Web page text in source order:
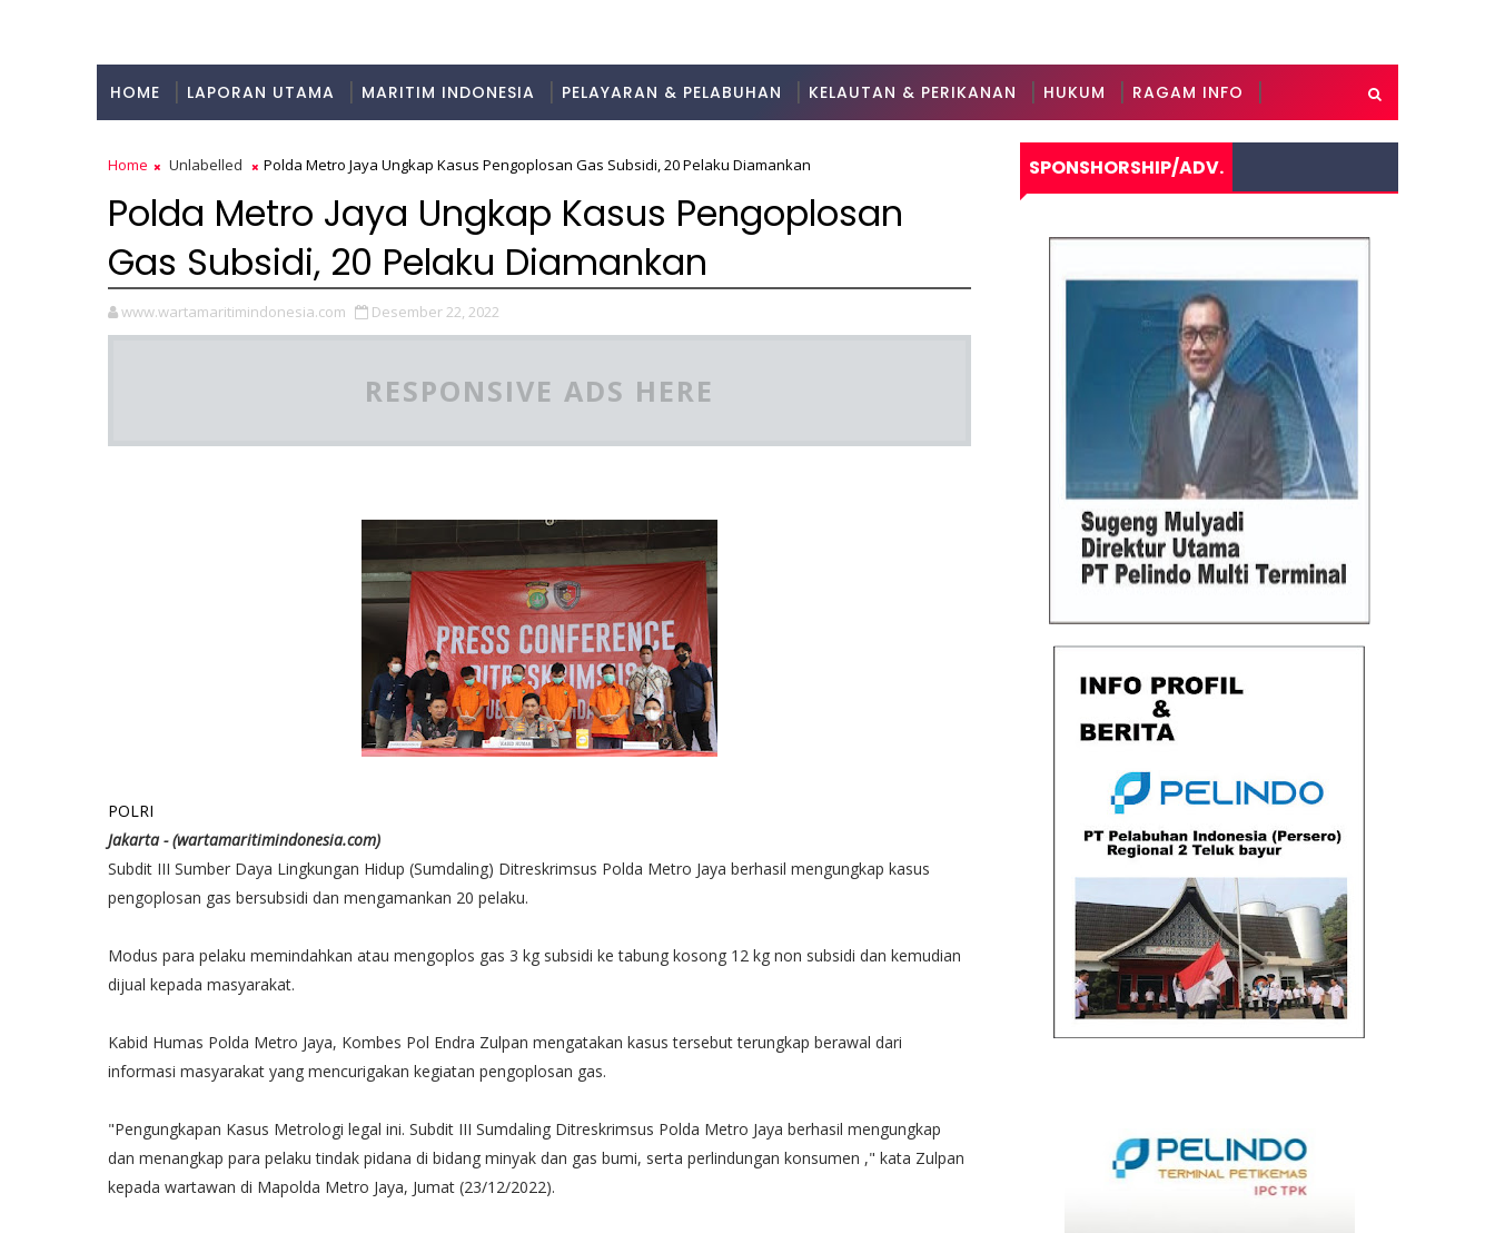
HOME LAPORAN UTAMA MARITIM INDONESIA PELAYARAN & PELABUHAN KELAUTAN & PERIKANAN HUKUM RAGAM INFO
Home Unlabelled Polda Metro Jaya Ungkap Kasus Pengoplosan Gas Subsidi, 20 Pelaku Diamankan
Polda Metro Jaya Ungkap Kasus Pengoplosan
Gas Subsidi, 20 Pelaku Diamankan
www.wartamaritimindonesia.com Desember 22, 2022
RESPONSIVE ADS HERE
POLRI
Jakarta - (wartamaritimindonesia.com)
Subdit III Sumber Daya Lingkungan Hidup (Sumdaling) Ditreskrimsus Polda Metro Jaya berhasil mengungkap kasus
pengoplosan gas bersubsidi dan mengamankan 20 pelaku.
Modus para pelaku memindahkan atau mengoplos gas 3 kg subsidi ke tabung kosong 12 kg non subsidi dan kemudian
dijual kepada masyarakat.
Kabid Humas Polda Metro Jaya, Kombes Pol Endra Zulpan mengatakan kasus tersebut terungkap berawal dari
informasi masyarakat yang mencurigakan kegiatan pengoplosan gas.
"Pengungkapan Kasus Metrologi legal ini. Subdit III Sumdaling Ditreskrimsus Polda Metro Jaya berhasil mengungkap
dan menangkap para pelaku tindak pidana di bidang minyak dan gas bumi, serta perlindungan konsumen ," kata Zulpan
kepada wartawan di Mapolda Metro Jaya, Jumat (23/12/2022).
SPONSHORSHIP/ADV.